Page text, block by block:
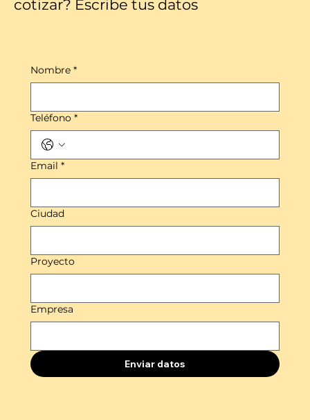
cotizar? Escribe tus datos
Nombre *
Teléfono *
Email *
Ciudad
Proyecto
Empresa
Enviar datos